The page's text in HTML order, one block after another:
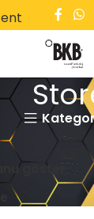
4
göster
Kargo